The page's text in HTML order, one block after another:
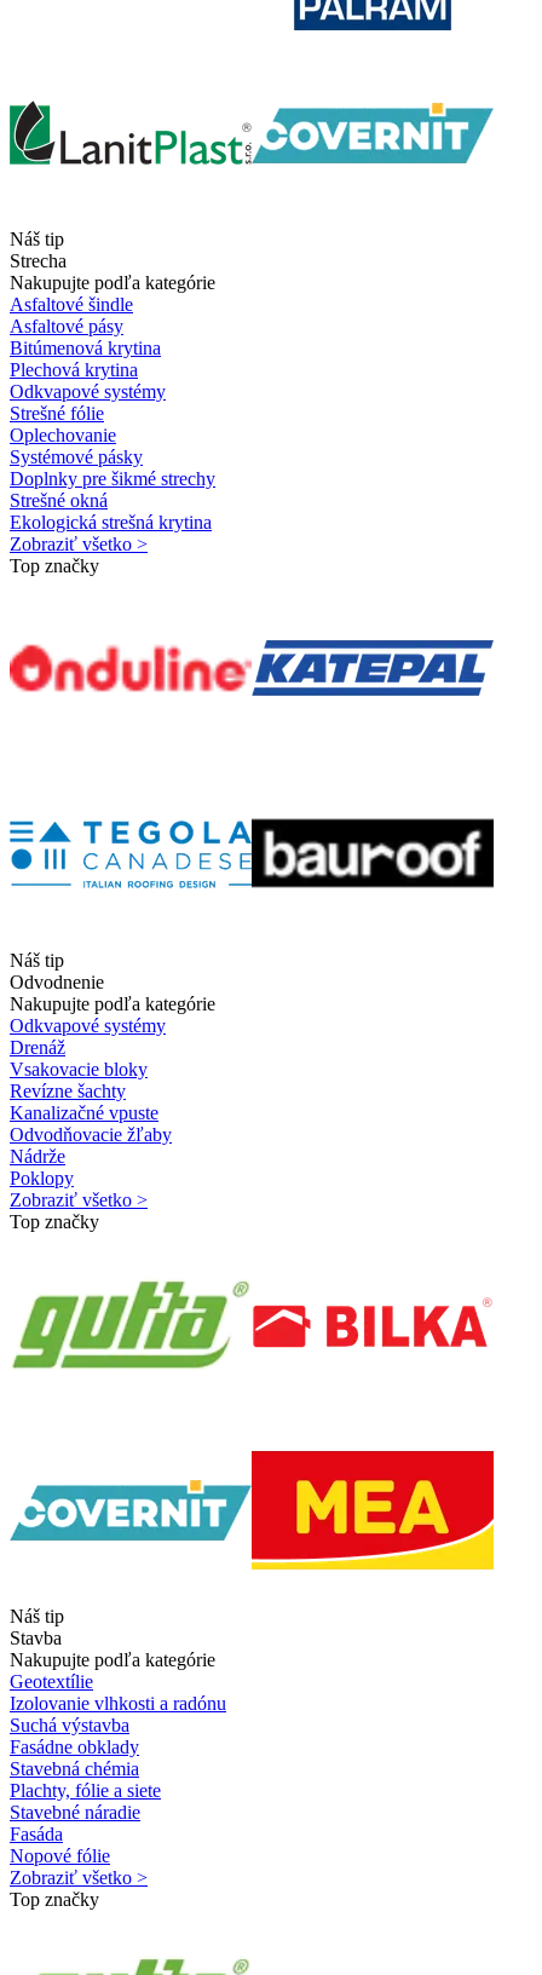
Náš tip
Strecha
Nakupujte podľa kategórie
Asfaltové šindle
Asfaltové pásy
Bitúmenová krytina
Plechová krytina
Odkvapové systémy
Strešné fólie
Oplechovanie
Systémové pásky
Doplnky pre šikmé strechy
Strešné okná
Ekologická strešná krytina
Zobraziť všetko >
Top značky
Náš tip
Odvodnenie
Nakupujte podľa kategórie
Odkvapové systémy
Drenáž
Vsakovacie bloky
Revízne šachty
Kanalizačné vpuste
Odvodňovacie žľaby
Nádrže
Poklopy
Zobraziť všetko >
Top značky
Náš tip
Stavba
Nakupujte podľa kategórie
Geotextílie
Izolovanie vlhkosti a radónu
Suchá výstavba
Fasádne obklady
Stavebná chémia
Plachty, fólie a siete
Stavebné náradie
Fasáda
Nopové fólie
Zobraziť všetko >
Top značky